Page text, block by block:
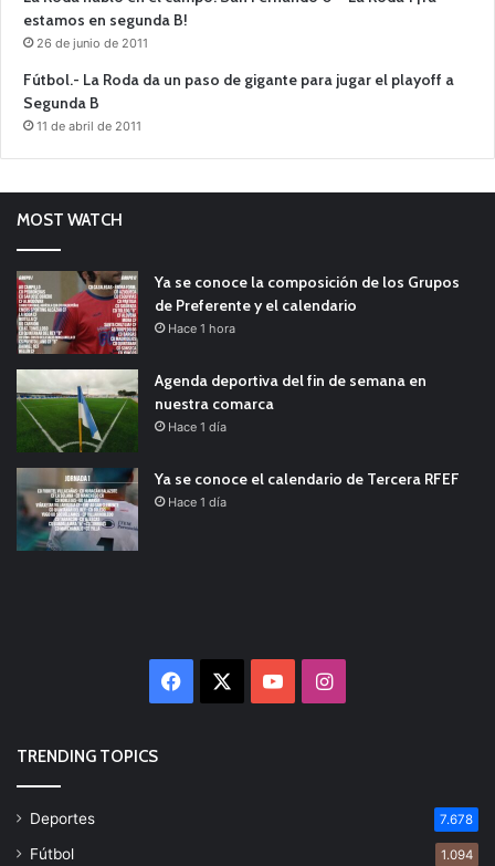
estamos en segunda B!
26 de junio de 2011
Fútbol.- La Roda da un paso de gigante para jugar el playoff a
Segunda B
11 de abril de 2011
MOST WATCH
Ya se conoce la composición de los Grupos
de Preferente y el calendario
Hace 1 hora
Agenda deportiva del fin de semana en
nuestra comarca
Hace 1 día
Ya se conoce el calendario de Tercera RFEF
Hace 1 día
Facebook YouTubeInstagram
TRENDING TOPICS
Deportes 7.678
Fútbol 1.094